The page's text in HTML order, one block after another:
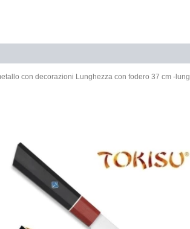
con decorazioni Lunghezza con fodero 37 cm -